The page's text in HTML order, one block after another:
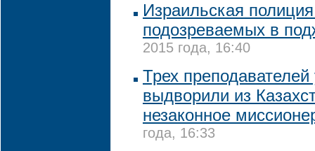
Израильская
подозреваемых в
2015 года, 16:40
Трех преподавателей
выдворили из
незаконное
года, 16:33